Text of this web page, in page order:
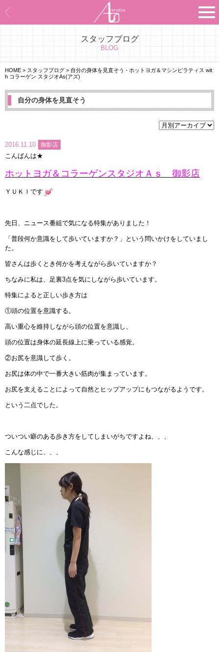
スタッフブログ
BLOG
HOME > スタッフブログ > 自分の身体を見直そう - ホットヨガ＆マシンピラティス wit
h コラーゲン スタジオAs(アズ)
自分の身体を見直そう
2016.11.10 御影店
こんばんは★
ホットヨガ＆コラーゲンスタジオＡｓ 御影店
ＹＵＫＩです
先日、ニュース番組で気になる特集がありました！
「普段何か意識をして歩いていますか？」という問いかけをしていまし
た。
皆さんは歩くとき何かを考えながら歩いていますか？
ちなみに私は、足裏3点を気にしながら歩いています。
特集によると正しい歩き方は
①頭の位置を意識する。
高い重心を維持しながら頭の位置を意識し、
頭の位置は身体の延長線上に乗っている感覚。
②お尻を意識して歩く。
お尻は体の中で一番大きい筋肉が集まっています。
お尻を支えることによって自然とヒップアップにもつながるようです。
という二点でした。
ついつい癖のある歩き方をしてしまいがちですよね、、、
こんな感じに、、、
Asのコンセプト
Asのナビゲーションシステム
施設紹介
指導員育成コース
スタッフブログ
お問い合わせ